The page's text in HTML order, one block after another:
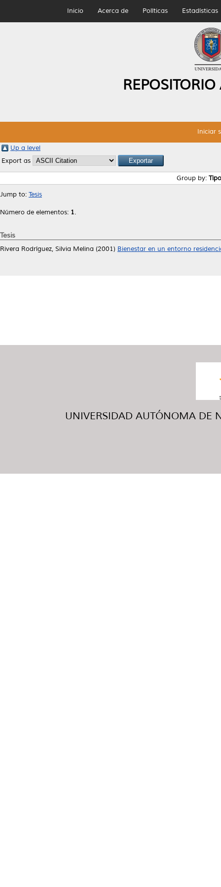
Inicio Acerca de Políticas Estadísticas
Iniciar
Up a level
Export as
Group by:
Jump to: Tesis
Número de elementos: 1.
Tesis
Rivera Rodríguez, Silvia Melina (2001) Bienestar en un entorno
UNIVERSIDAD AUTÓNOMA DE